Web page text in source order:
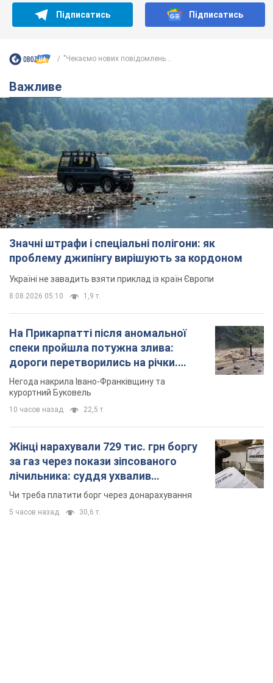
Підписатись Підписатись
"Чекаємо нових повідомлень...
Важливе
Значні штрафи і спеціальні полігони: як
проблему джипінгу вирішують за кордоном
Україні не завадить взяти приклад із країн Європи
8.08.2026 05:10 1,9 т.
На Прикарпатті після аномальної
спеки пройшла потужна злива:
дороги перетворились на річки.
Відео
Негода накрила Івано-Франківщину та
курортний Буковель
10 часов назад 22,5 т.
Жінці нарахували 729 тис. грн боргу
за газ через покази зіпсованого
лічильника: суддя ухвалив
неочікуване рішення
Чи треба платити борг через донарахування
5 часов назад 30,6 т.